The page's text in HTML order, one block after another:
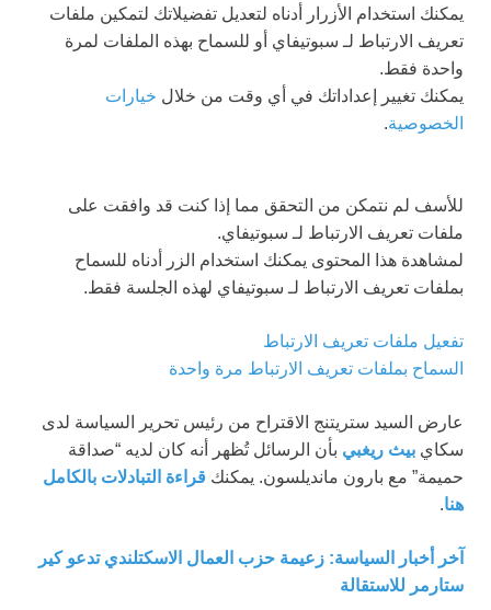
يمكنك استخدام الأزرار أدناه لتعديل تفضيلاتك لتمكين ملفات
تعريف الارتباط لـ سبوتيفاي أو للسماح بهذه الملفات لمرة
واحدة فقط.
يمكنك تغيير إعداداتك في أي وقت من خلال خيارات
الخصوصية.
للأسف لم نتمكن من التحقق مما إذا كنت قد وافقت على
ملفات تعريف الارتباط لـ سبوتيفاي.
لمشاهدة هذا المحتوى يمكنك استخدام الزر أدناه للسماح
بملفات تعريف الارتباط لـ سبوتيفاي لهذه الجلسة فقط.
تفعيل ملفات تعريف الارتباط
السماح بملفات تعريف الارتباط مرة واحدة
عارض السيد ستريتنج الاقتراح من رئيس تحرير السياسة لدى
سكاي بيث ريغبي بأن الرسائل تُظهر أنه كان لديه “صداقة
حميمة” مع بارون مانديلسون. يمكنك قراءة التبادلات بالكامل
هنا.
آخر أخبار السياسة: زعيمة حزب العمال الاسكتلندي تدعو كير
ستارمر للاستقالة